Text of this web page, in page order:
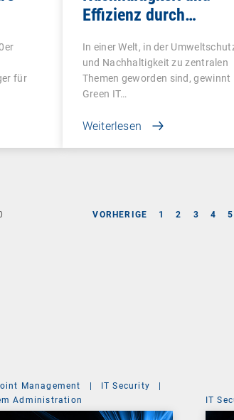
für
Effizienz durch
Management
In einer Welt, in der
und Nachhaltigkeit zu zentralen
Themen geworden sind, gewinnt
Green IT…
Weiterlesen
VORHERIGE 1 2 3 4 5
Management | IT Security
|
Administration
IT